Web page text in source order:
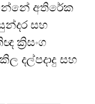
අතිරේක
සහ
ක්‍රිසංග
දල්පදාදු සහ